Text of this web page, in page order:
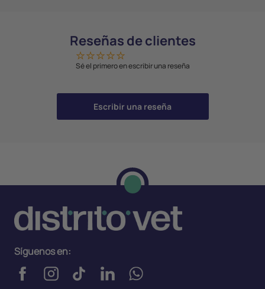
Reseñas de clientes
Sé el primero en escribir una reseña
Escribir una reseña
Síguenos en: